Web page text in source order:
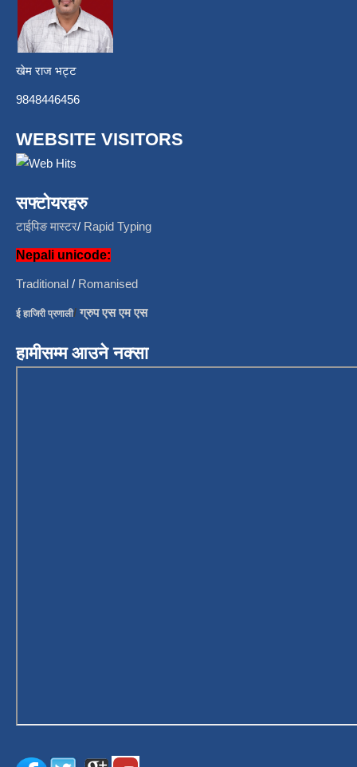
खेम राज भट्ट
9848446456
WEBSITE VISITORS
सफ्टोयरहरु
टाईपिङ मास्टर/ Rapid Typing
Nepali unicode:
Traditional / Romanised
ई हाजिरी प्रणाली/ग्रुप एस एम एस
हामीसम्म आउने नक्सा